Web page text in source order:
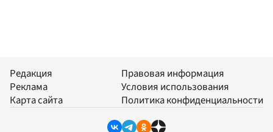
Редакция
Реклама
Карта сайта
Правовая информация
Условия использования
Политика конфиденциальности